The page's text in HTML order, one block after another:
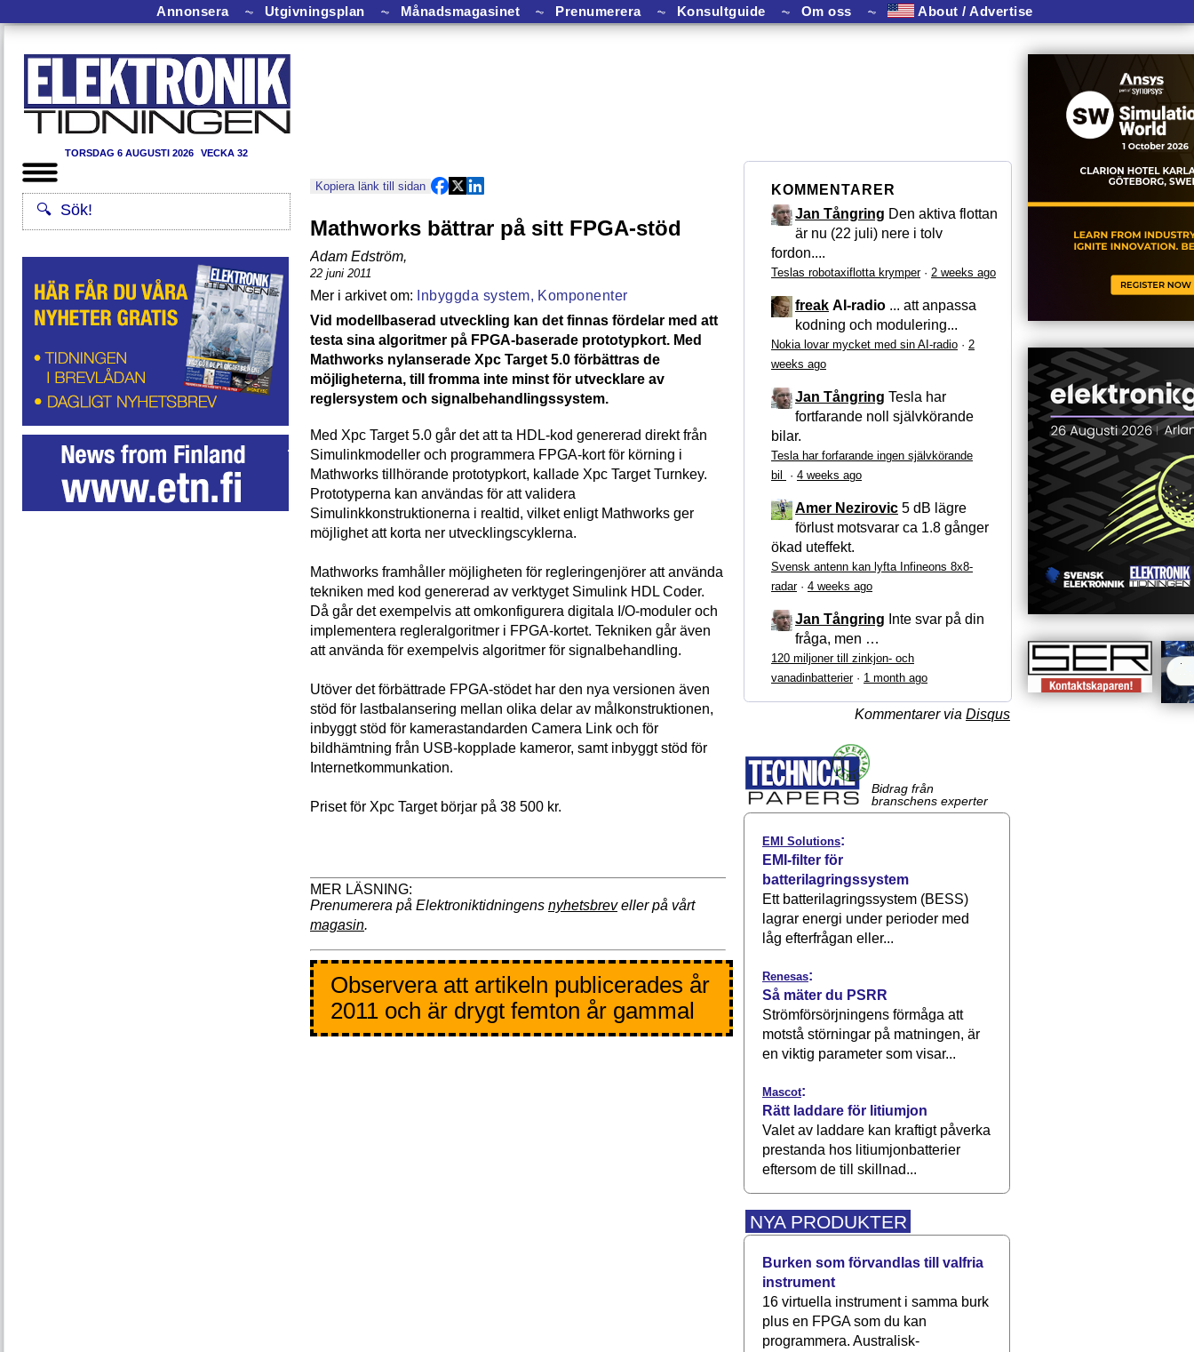
Annonsera ⏦ Utgivningsplan ⏦ Månadsmagasinet ⏦ Prenumerera ⏦ Konsultguide ⏦ Om oss ⏦ About / Advertise
TORSDAG 6 AUGUSTI 2026 VECKA 32
Kopiera länk till sidan
Mathworks bättrar på sitt FPGA-stöd
Adam Edström,
22 juni 2011
Inbyggda system, Komponenter
Vid modellbaserad utveckling kan det finnas fördelar med att
testa sina algoritmer på FPGA-baserade prototypkort. Med
Mathworks nylanserade Xpc Target 5.0 förbättras de
möjligheterna, till fromma inte minst för utvecklare av
reglersystem och signalbehandlingssystem.
Med Xpc Target 5.0 går det att ta HDL-kod genererad direkt från
Simulinkmodeller och programmera FPGA-kort för körning i
Mathworks tillhörande prototypkort, kallade Xpc Target Turnkey.
Prototyperna kan användas för att validera
Simulinkkonstruktionerna i realtid, vilket enligt Mathworks ger
möjlighet att korta ner utvecklingscyklerna.
Mathworks framhåller möjligheten för regleringenjörer att använda
tekniken med kod genererad av verktyget Simulink HDL Coder.
Då går det exempelvis att omkonfigurera digitala I/O-moduler och
implementera regleralgoritmer i FPGA-kortet. Tekniken går även
att använda för exempelvis algoritmer för signalbehandling.
Utöver det förbättrade FPGA-stödet har den nya versionen även
stöd för lastbalansering mellan olika delar av målkonstruktionen,
inbyggt stöd för kamerastandarden Camera Link och för
bildhämtning från USB-kopplade kameror, samt inbyggt stöd för
Internetkommunkation.
Priset för Xpc Target börjar på 38 500 kr.
Prenumerera på Elektroniktidningens nyhetsbreveller på vårt
magasin.
Observera att artikeln publicerades år
2011 och är drygt femton år gammal
KOMMENTARER
Jan Tångring Den aktiva flottan
är nu (22 juli) nere i tolv
fordon....
Teslas robotaxiflotta krymper· 2 weeks ago
freak AI-radio ... att anpassa
kodning och modulering...
Nokia lovar mycket med sin AI-radio · 2
weeks ago
Jan Tångring Tesla har
fortfarande noll självkörande
bilar.
Tesla har forfarande ingen självkörande
bil
· 4 weeks ago
Amer Nezirovic 5 dB lägre
förlust motsvarar ca 1.8 gånger
ökad uteffekt.
Svensk antenn kan lyfta Infineons 8x8-
radar· 4 weeks ago
Jan Tångring Inte svar på din
fråga, men …
120 miljoner till zinkjon- och
vanadinbatterier· 1 month ago
Kommentarer via Disqus
Bidrag från
branschens experter
EMI Solutions:
EMI-filter för
batterilagringssystem
Ett batterilagringssystem (BESS)
lagrar energi under perioder med
låg efterfrågan eller...
Renesas:
Så mäter du PSRR
Strömförsörjningens förmåga att
motstå störningar på matningen, är
en viktig parameter som visar...
Mascot:
Rätt laddare för litiumjon
Valet av laddare kan kraftigt påverka
prestanda hos litiumjonbatterier
eftersom de till skillnad...
NYA PRODUKTER
Burken som förvandlas till valfria
instrument
16 virtuella instrument i samma burk
plus en FPGA som du kan
programmera. Australisk-